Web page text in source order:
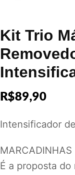
Kit Trio
R$89,90
Intensificador
É a proposta